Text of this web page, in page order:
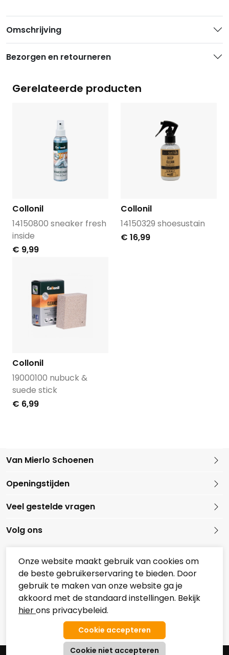
Omschrijving
Bezorgen en retourneren
Gerelateerde producten
Collonil
14150800 sneaker fresh
inside
€ 9,99
Collonil
14150329 shoesustain
€ 16,99
Collonil
19000100 nubuck &
suede stick
€ 6,99
Van Mierlo Schoenen
Openingstijden
Overzicht Koopzondagen
Veel gestelde vragen
Volg ons
Onze partners
Onze website maakt gebruik van cookies om
de beste gebruikerservaring te bieden. Door
gebruik te maken van onze website ga je
akkoord met de standaard instellingen. Bekijk
hierons privacybeleid.